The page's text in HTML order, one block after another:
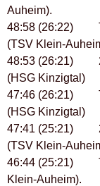
Auheim).
48:58 (26:22)
(TSV Klein-
48:53 (26:21) 2
(HSG Kinzigtal)
47:46 (26:21)
(HSG Kinzigtal)
47:41 (25:21) 2
(TSV Klein-
46:44 (25:21)
Klein-Auheim).